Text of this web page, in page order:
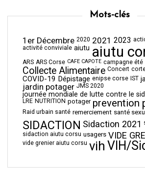
Mots-clés
1er Décembre 2020 2021 2023
activité conviviale aiutu aiutu
ARS ARS Corse CAFE CAPOTE campagne été
Collecte Alimentaire Concert
COVID-19 Dépistage enipse corse IST
jardin potager JMS 2020
journée mondiale de lutte contre le
LRE NUTRITION potager prevention
Raid urbain santé remerciement santé
SIDACTION Sidaction 2021
sidaction aiutu corsu usagers VIDE
vide grenier aiutu corsu vih VIH/